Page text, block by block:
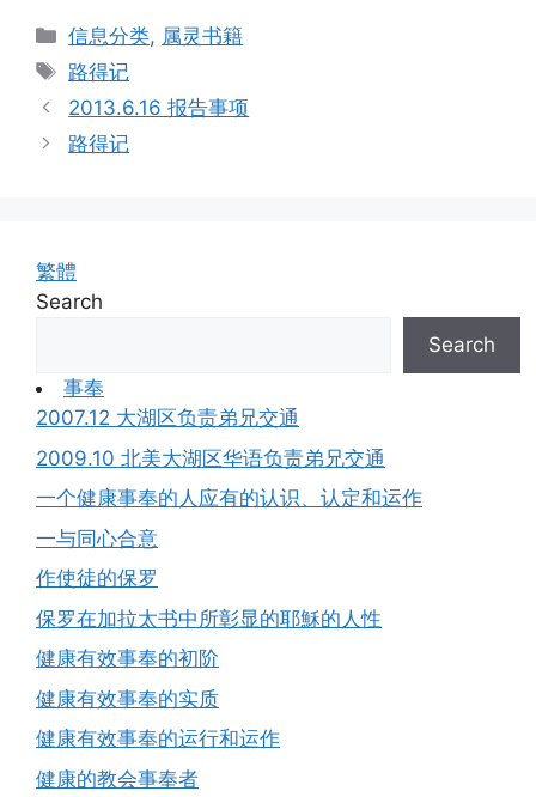
Categories
信息分类, 属灵书籍
Tags
路得记
2013.6.16 报告事项
路得记
繁體
Search
Search
事奉
2007.12 大湖区负责弟兄交通
2009.10 北美大湖区华语负责弟兄交通
一个健康事奉的人应有的认识、认定和运作
一与同心合意
作使徒的保罗
保罗在加拉太书中所彰显的耶穌的人性
健康有效事奉的初阶
健康有效事奉的实质
健康有效事奉的运行和运作
健康的教会事奉者